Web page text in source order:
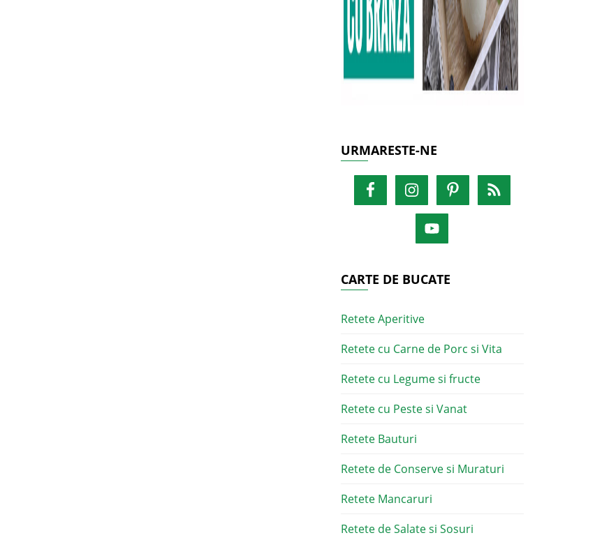
URMARESTE-NE
CARTE DE BUCATE
Retete Aperitive
Retete cu Carne de Porc si Vita
Retete cu Legume si fructe
Retete cu Peste si Vanat
Retete Bauturi
Retete de Conserve si Muraturi
Retete Mancaruri
Retete de Salate si Sosuri